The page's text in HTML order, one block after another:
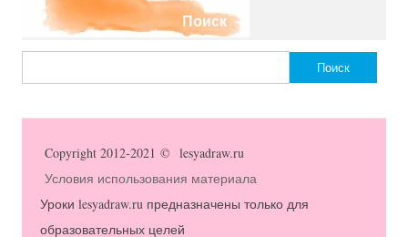
Поиск
Copyright 2012-2021 © lesyadraw.ru
Условия использования материала
Уроки lesyadraw.ru предназначены только для
образовательных целей